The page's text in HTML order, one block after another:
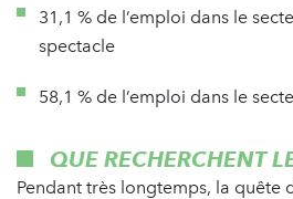
31,1 % de l’emploi dans le
spectacle
58,1 % de l’emploi dans le
QUE RECHERCHENT
Pendant très longtemps, la quête